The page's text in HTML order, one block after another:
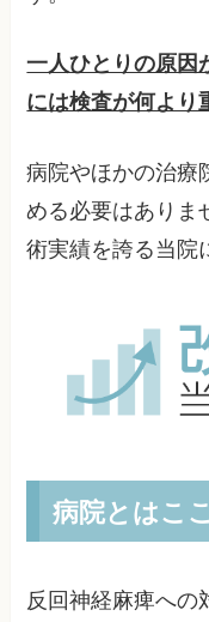
一人ひとりの原因
には検査が何より
病院やほかの治療
める必要はありま
術実績を誇る当院
病院とはこ
反回神経麻痺への